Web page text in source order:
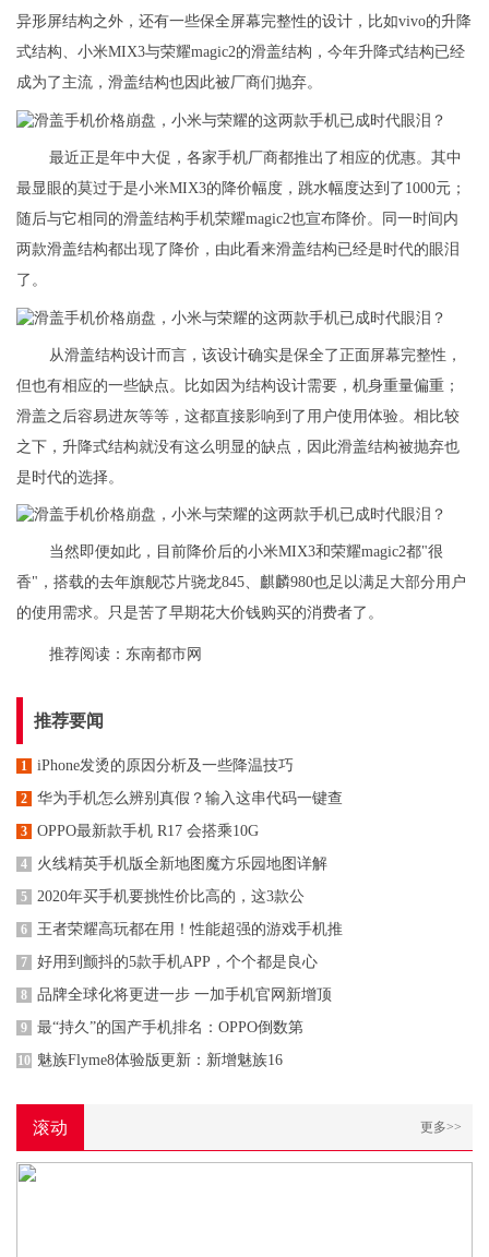
异形屏结构之外，还有一些保全屏幕完整性的设计，比如vivo的升降
式结构、小米MIX3与荣耀magic2的滑盖结构，今年升降式结构已经
成为了主流，滑盖结构也因此被厂商们抛弃。
最近正是年中大促，各家手机厂商都推出了相应的优惠。其中
最显眼的莫过于是小米MIX3的降价幅度，跳水幅度达到了1000元；
随后与它相同的滑盖结构手机荣耀magic2也宣布降价。同一时间内
两款滑盖结构都出现了降价，由此看来滑盖结构已经是时代的眼泪
了。
从滑盖结构设计而言，该设计确实是保全了正面屏幕完整性，
但也有相应的一些缺点。比如因为结构设计需要，机身重量偏重；
滑盖之后容易进灰等等，这都直接影响到了用户使用体验。相比较
之下，升降式结构就没有这么明显的缺点，因此滑盖结构被抛弃也
是时代的选择。
当然即便如此，目前降价后的小米MIX3和荣耀magic2都"很
香"，搭载的去年旗舰芯片骁龙845、麒麟980也足以满足大部分用户
的使用需求。只是苦了早期花大价钱购买的消费者了。
推荐阅读： 东南都市网
推荐要闻
1 iPhone发烫的原因分析及一些降温技巧
2 华为手机怎么辨别真假？输入这串代码一键查
3 OPPO最新款手机 R17 会搭乘10G
4 火线精英手机版全新地图魔方乐园地图详解
5 2020年买手机要挑性价比高的，这3款公
6 王者荣耀高玩都在用！性能超强的游戏手机推
7 好用到颤抖的5款手机APP，个个都是良心
8 品牌全球化将更进一步 一加手机官网新增顶
9 最“持久”的国产手机排名：OPPO倒数第
10 魅族Flyme8体验版更新：新增魅族16
滚动 更多>>